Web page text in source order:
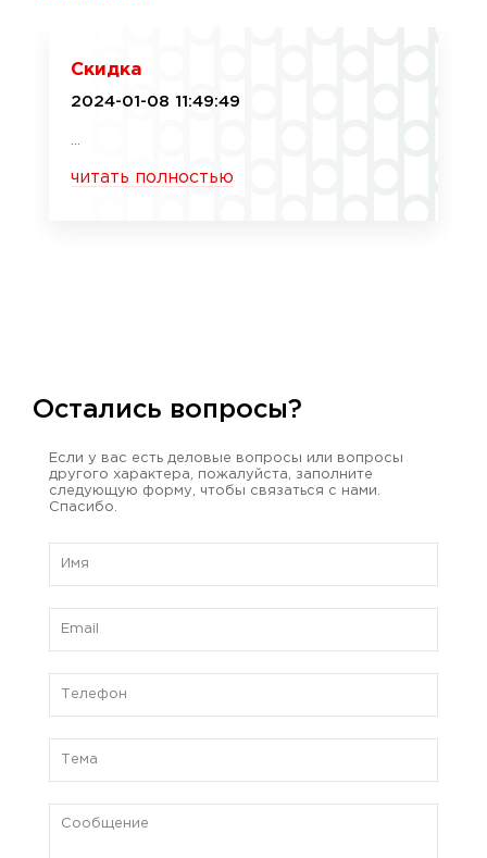
Скидка
2024-01-08 11:49:49
читать полностью
Остались вопросы?
Если у вас есть деловые вопросы или вопросы
другого характера, пожалуйста, заполните
следующую форму, чтобы связаться с нами.
Спасибо.